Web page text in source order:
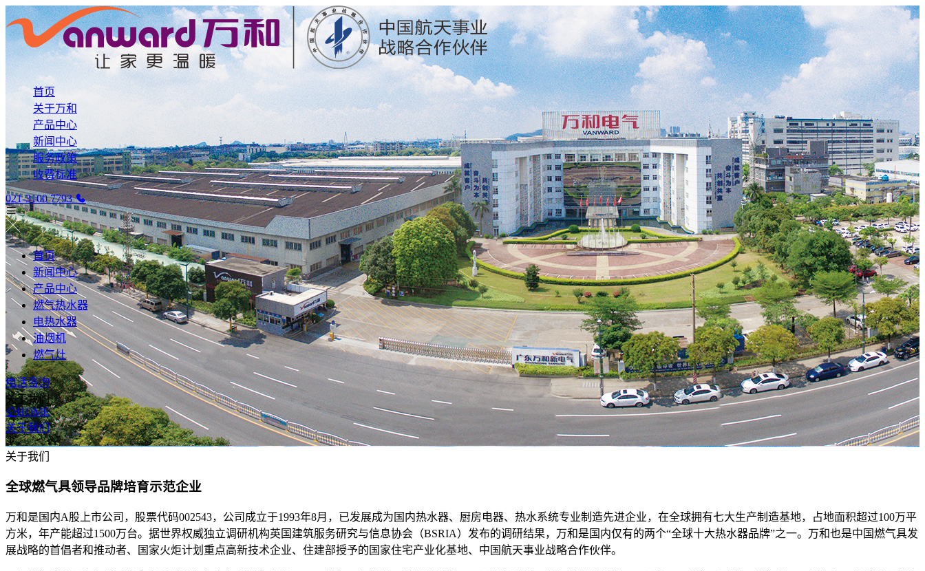
首页
关于万和
产品中心
新闻中心
服务政策
收费标准
021-3100 7793
首页
新闻中心
产品中心
燃气热水器
电热水器
油烟机
燃气灶
电话咨询
关于我们
HOME
关于我们
关于我们
全球燃气具领导品牌培育示范企业
万和是国内A股上市公司，股票代码002543，公司成立于1993年8月，已发展成为国内热水器、厨房电器、热水系统专业制造先进企业，在全球拥有七大生产制造基地，占地面积超过100万平
方米，年产能超过1500万台。据世界权威独立调研机构英国建筑服务研究与信息协会（BSRIA）发布的调研结果，万和是国内仅有的两个“全球十大热水器品牌”之一。万和也是中国燃气具发
展战略的首倡者和推动者、国家火炬计划重点高新技术企业、住建部授予的国家住宅产业化基地、中国航天事业战略合作伙伴。